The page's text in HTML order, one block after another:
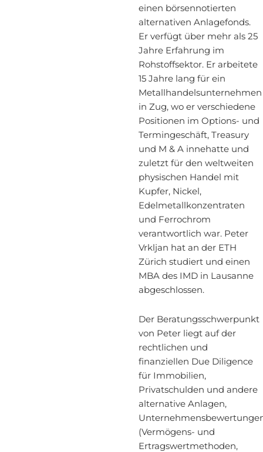
einen börsennotierten
alternativen Anlagefonds.
Er verfügt über mehr als 25
Jahre Erfahrung im
Rohstoffsektor. Er arbeitete
15 Jahre lang für ein
Metallhandelsunternehmen
in Zug, wo er verschiedene
Positionen im Options- und
Termingeschäft, Treasury
und M & A innehatte und
zuletzt für den weltweiten
physischen Handel mit
Kupfer, Nickel,
Edelmetallkonzentraten
und Ferrochrom
verantwortlich war. Peter
Vrkljan hat an der ETH
Zürich studiert und einen
MBA des IMD in Lausanne
abgeschlossen.
Der Beratungsschwerpunkt
von Peter liegt auf der
rechtlichen und
finanziellen Due Diligence
für Immobilien,
Privatschulden und andere
alternative Anlagen,
(Vermögens- und
Ertragswertmethoden,